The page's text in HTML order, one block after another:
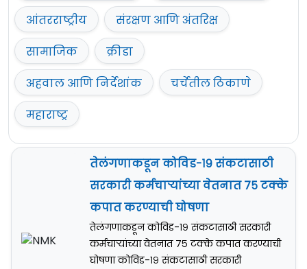
आंतरराष्ट्रीय
संरक्षण आणि अंतरिक्ष
सामाजिक
क्रीडा
अहवाल आणि निर्देशांक
चर्चेतील ठिकाणे
महाराष्ट्र
तेलंगणाकडून कोविड-१९ संकटासाठी
सरकारी कर्मचार्‍यांच्या वेतनात ७५ टक्के
कपात करण्याची घोषणा
तेलंगणाकडून कोविड-१९ संकटासाठी सरकारी
कर्मचार्‍यांच्या वेतनात ७५ टक्के कपात करण्याची
घोषणा कोविड-१९ संकटासाठी सरकारी